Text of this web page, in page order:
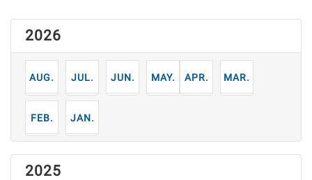
2026
8月 7月 6月 5月 4月 3月
2月 1月
2025